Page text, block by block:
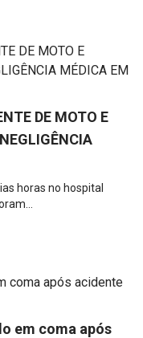
DE MOTO E
horas no hospital
em coma após